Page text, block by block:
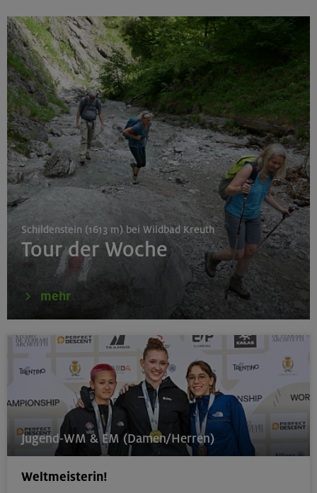
17.-21.08.26
Kinderkletterkurs für Anfänger im Altmühltal
Südlicher Frankenjura
17./18./19.08.26
Grundkurs Klettern indoor
München
16.08.26
Karwendel-Runde
17.08.26
Klettertreff indoor
München
Schildenstein (1613 m) bei Wildbad Kreuth
Tour der Woche
mehr
Jugend-WM & EM (Damen/Herren)
Weltmeisterin!